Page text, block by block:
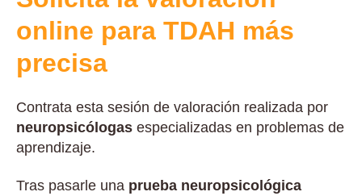
online para TDAH más
precisa
Contrata esta sesión de valoración realizada por
neuropsicólogas especializadas en problemas de
aprendizaje.
Tras pasarle una prueba neuropsicológica